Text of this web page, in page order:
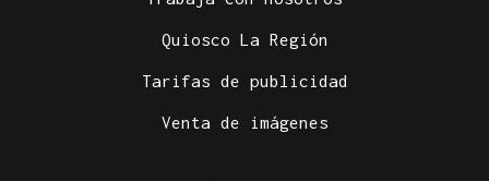
Quiosco La Región
Tarifas de publicidad
Venta de imágenes